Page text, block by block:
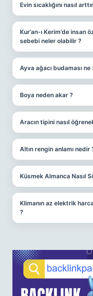
Evin sıcaklığını nasıl
Kur’an-ı Kerim’de insan
sebebi neler olabilir ?
Ayva ağacı budaması ne
Boya neden akar ?
Aracın tipini nasıl
Altın rengin anlamı nedir
Küsmek Almanca Nasıl
Klimanın az elektrik
?